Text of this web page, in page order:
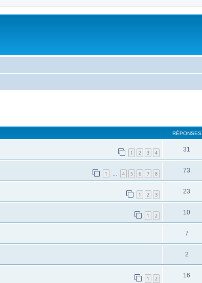
RÉPONSES
1 2 3 4
31
1 4 5 6 7 8
73
1 2 3
23
1 2
10
7
2
1 2
16